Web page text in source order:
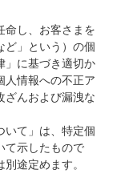
命し、お客さまを
ど」という）の個
」に基づき適切か
人情報への不正ア
ざんおよび漏洩な
いて」は、特定個
て示したもので
途定めます。